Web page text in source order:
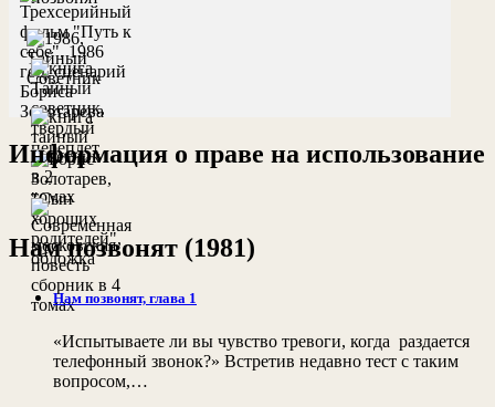
Информация о праве на использование
Нам позвонят (1981)
Нам позвонят, глава 1
«Испытываете ли вы чувство тревоги, когда раздается
телефонный звонок?» Встретив недавно тест с таким
вопросом,…